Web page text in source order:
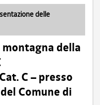
delle
della
C – presso
Comune di